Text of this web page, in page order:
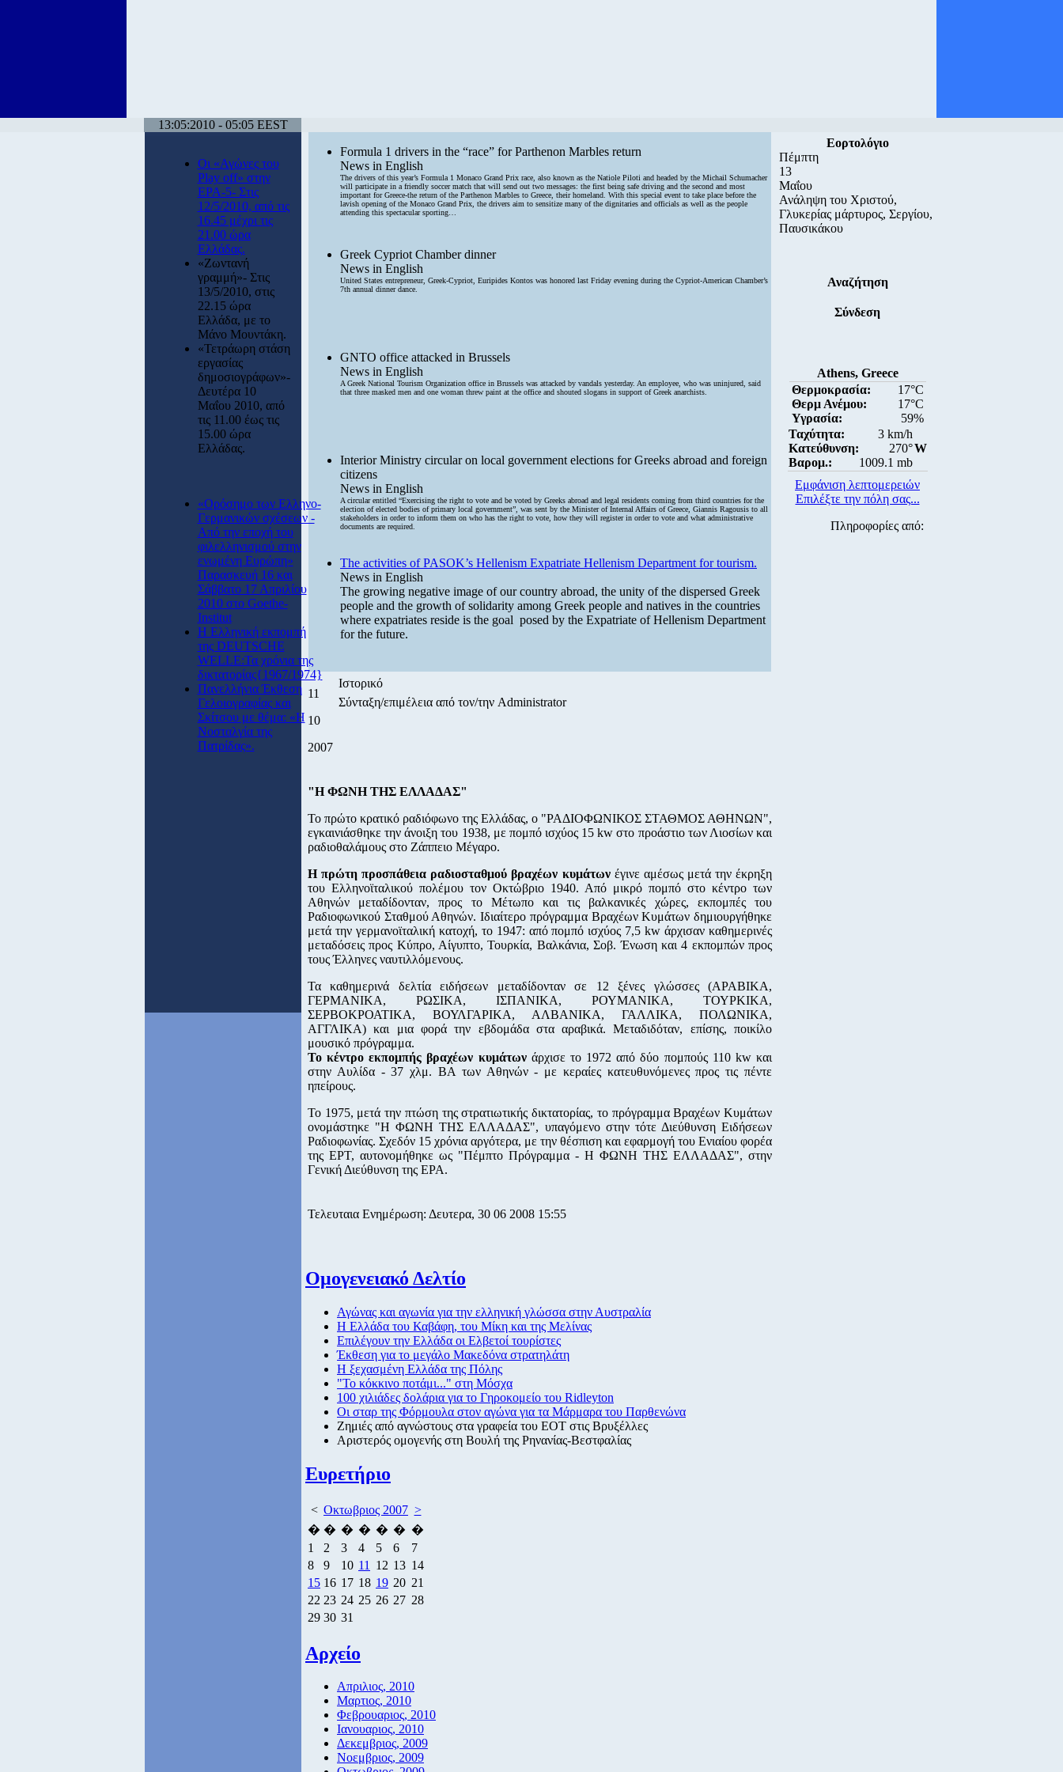
13:05:2010 - 05:05 EEST
Οι «Αγώνες του
Play off» στην
ΕΡΑ-5- Στις
12/5/2010, από τις
16.45 μέχρι τις
21.00 ώρα
Ελλάδας.
«Ζωντανή
γραμμή»- Στις
13/5/2010, στις
22.15 ώρα
Ελλάδα, με το
Μάνο Μουντάκη.
«Τετράωρη στάση
εργασίας
δημοσιογράφων»-
Δευτέρα 10
Μαΐου 2010, από
τις 11.00 έως τις
15.00 ώρα
Ελλάδας.
«Ορόσημο των Ελληνο-
Γερμανικών σχέσεων -
Από την εποχή του
φιλελληνισμού στην
ενωμένη Ευρώπη»
Παρασκευή 16 και
Σάββατο 17 Απριλίου
2010 στο Goethe-
Institut
Η Ελληνική εκπομπή
της DEUTSCHE
WELLE:Τα χρόνια της
δικτατορίας{1967/1974}
Πανελλήνια Έκθεση
Γελοιογραφίας και
Σκίτσου με θέμα: «Η
Νοσταλγία της
Πατρίδας».
Formula 1 drivers in the “race” for Parthenon Marbles return
News in English
The drivers of this year’s Formula 1 Monaco Grand Prix race, also known as the Natiole Piloti and headed by the Michail Schumacher
will participate in a friendly soccer match that will send out two messages: the first being safe driving and the second and most
important for Greece-the return of the Parthenon Marbles to Greece, their homeland. With this special event to take place before the
lavish opening of the Monaco Grand Prix, the drivers aim to sensitize many of the dignitaries and officials as well as the people
attending this spectacular sporting…
Greek Cypriot Chamber dinner
News in English
United States entrepreneur, Greek-Cypriot, Euripides Kontos was honored last Friday evening during the Cypriot-American Chamber’s
7th annual dinner dance.
GNTO office attacked in Brussels
News in English
A Greek National Tourism Organization office in Brussels was attacked by vandals yesterday. An employee, who was uninjured, said
that three masked men and one woman threw paint at the office and shouted slogans in support of Greek anarchists.
Interior Ministry circular on local government elections for Greeks abroad and foreign
citizens
News in English
A circular entitled “Exercising the right to vote and be voted by Greeks abroad and legal residents coming from third countries for the
election of elected bodies of primary local government”, was sent by the Minister of Internal Affairs of Greece, Giannis Ragousis to all
stakeholders in order to inform them on who has the right to vote, how they will register in order to vote and what administrative
documents are required.
The activities of PASOK’s Hellenism Expatriate Hellenism Department for tourism.
News in English
The growing negative image of our country abroad, the unity of the dispersed Greek
people and the growth of solidarity among Greek people and natives in the countries
where expatriates reside is the goal posed by the Expatriate of Hellenism Department
for the future.
11
10
2007
Ιστορικό
Σύνταξη/επιμέλεια από τον/την Administrator
"Η ΦΩΝΗ ΤΗΣ ΕΛΛΑΔΑΣ"
Το πρώτο κρατικό ραδιόφωνο της Ελλάδας, ο "ΡΑΔΙΟΦΩΝΙΚΟΣ ΣΤΑΘΜΟΣ ΑΘΗΝΩΝ",
εγκαινιάσθηκε την άνοιξη του 1938, με πομπό ισχύος 15 kw στο προάστιο των Λιοσίων και
ραδιοθαλάμους στο Ζάππειο Μέγαρο.
Η πρώτη προσπάθεια ραδιοσταθμού βραχέων κυμάτωνέγινε αμέσως μετά την έκρηξη
του Ελληνοϊταλικού πολέμου τον Οκτώβριο 1940. Aπό μικρό πομπό στο κέντρο των
Αθηνών μεταδίδονταν, προς το Μέτωπο και τις βαλκανικές χώρες, εκπομπές του
Ραδιοφωνικού Σταθμού Αθηνών. Ιδιαίτερο πρόγραμμα Βραχέων Κυμάτων δημιουργήθηκε
μετά την γερμανοϊταλική κατοχή, το 1947: από πομπό ισχύος 7,5 kw άρχισαν καθημερινές
μεταδόσεις προς Κύπρο, Αίγυπτο, Τουρκία, Βαλκάνια, Σοβ. Ένωση και 4 εκπομπών προς
τους Έλληνες ναυτιλλόμενους.
Τα καθημερινά δελτία ειδήσεων μεταδίδονταν σε 12 ξένες γλώσσες (ΑΡΑΒΙΚΑ,
ΓΕΡΜΑΝΙΚΑ, ΡΩΣΙΚΑ, ΙΣΠΑΝΙΚΑ, ΡΟΥΜΑΝΙΚΑ, ΤΟΥΡΚΙΚΑ,
ΣΕΡΒΟΚΡΟΑΤΙΚΑ, ΒΟΥΛΓΑΡΙΚΑ, ΑΛΒΑΝΙΚΑ, ΓΑΛΛΙΚΑ, ΠΟΛΩΝΙΚΑ,
ΑΓΓΛΙΚΑ) και μια φορά την εβδομάδα στα αραβικά. Μεταδιδόταν, επίσης, ποικίλο
μουσικό πρόγραμμα.
Το κέντρο εκπομπής βραχέων κυμάτωνάρχισε το 1972 από δύο πομπούς 110 kw και
στην Αυλίδα - 37 χλμ. ΒΑ των Αθηνών - με κεραίες κατευθυνόμενες προς τις πέντε
ηπείρους.
Το 1975, μετά την πτώση της στρατιωτικής δικτατορίας, το πρόγραμμα Βραχέων Κυμάτων
ονομάστηκε "Η ΦΩΝΗ ΤΗΣ ΕΛΛΑΔΑΣ", υπαγόμενο στην τότε Διεύθυνση Ειδήσεων
Ραδιοφωνίας. Σχεδόν 15 χρόνια αργότερα, με την θέσπιση και εφαρμογή του Ενιαίου φορέα
της ΕΡΤ, αυτονομήθηκε ως "Πέμπτο Πρόγραμμα - Η ΦΩΝΗ ΤΗΣ ΕΛΛΑΔΑΣ", στην
Γενική Διεύθυνση της ΕΡΑ.
Τελευταια Ενημέρωση: Δευτερα, 30 06 2008 15:55
Ομογενειακό Δελτίο
Αγώνας και αγωνία για την ελληνική γλώσσα στην Αυστραλία
Η Ελλάδα του Καβάφη, του Μίκη και της Μελίνας
Επιλέγουν την Ελλάδα οι Ελβετοί τουρίστες
Έκθεση για το μεγάλο Μακεδόνα στρατηλάτη
Η ξεχασμένη Ελλάδα της Πόλης
"Το κόκκινο ποτάμι..." στη Μόσχα
100 χιλιάδες δολάρια για το Γηροκομείο του Ridleyton
Οι σταρ της Φόρμουλα στον αγώνα για τα Μάρμαρα του Παρθενώνα
Ζημιές από αγνώστους στα γραφεία του ΕΟΤ στις Βρυξέλλες
Αριστερός ομογενής στη Βουλή της Ρηνανίας-Βεστφαλίας
Ευρετήριο
< Οκτωβριος 2007 >
� � � � � � �
1
2 3 4 5 6
7
8
9 10 11 12 13 14
15 16 17 18 19 20 21
22 23 24 25 26 27 28
29 30 31
Αρχείο
Απριλιος, 2010
Μαρτιος, 2010
Φεβρουαριος, 2010
Ιανουαριος, 2010
Δεκεμβριος, 2009
Νοεμβριος, 2009
Εορτολόγιο
Πέμπτη
13
Μαΐου
Ανάληψη του Χριστού,
Γλυκερίας μάρτυρος, Σεργίου,
Παυσικάκου
Αναζήτηση
Σύνδεση
Athens, Greece
Θερμοκρασία:
17°C
Θερμ Ανέμου:
17°C
Υγρασία:
59%
Ταχύτητα:
3 km/h
Κατεύθυνση:
270°
Βαρομ.:
1009.1 mb
W
Εμφάνιση λεπτομερειών
Επιλέξτε την πόλη σας...
Πληροφορίες από: